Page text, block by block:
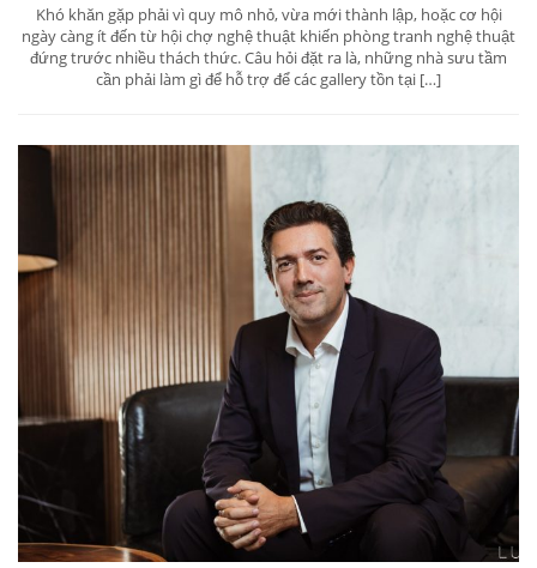
Khó khăn gặp phải vì quy mô nhỏ, vừa mới thành lập, hoặc cơ hội
ngày càng ít đến từ hội chợ nghệ thuật khiến phòng tranh nghệ thuật
đứng trước nhiều thách thức. Câu hỏi đặt ra là, những nhà sưu tầm
cần phải làm gì để hỗ trợ để các gallery tồn tại […]